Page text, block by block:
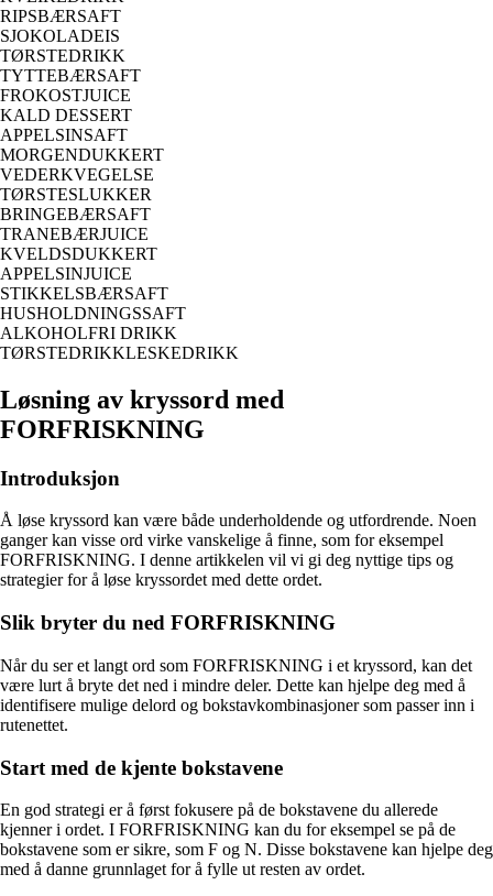
RIPSBÆRSAFT
SJOKOLADEIS
TØRSTEDRIKK
TYTTEBÆRSAFT
FROKOSTJUICE
KALD DESSERT
APPELSINSAFT
MORGENDUKKERT
VEDERKVEGELSE
TØRSTESLUKKER
BRINGEBÆRSAFT
TRANEBÆRJUICE
KVELDSDUKKERT
APPELSINJUICE
STIKKELSBÆRSAFT
HUSHOLDNINGSSAFT
ALKOHOLFRI DRIKK
TØRSTEDRIKKLESKEDRIKK
Løsning av kryssord med
FORFRISKNING
Introduksjon
Å løse kryssord kan være både underholdende og utfordrende. Noen
ganger kan visse ord virke vanskelige å finne, som for eksempel
FORFRISKNING. I denne artikkelen vil vi gi deg nyttige tips og
strategier for å løse kryssordet med dette ordet.
Slik bryter du ned FORFRISKNING
Når du ser et langt ord som FORFRISKNING i et kryssord, kan det
være lurt å bryte det ned i mindre deler. Dette kan hjelpe deg med å
identifisere mulige delord og bokstavkombinasjoner som passer inn i
rutenettet.
Start med de kjente bokstavene
En god strategi er å først fokusere på de bokstavene du allerede
kjenner i ordet. I FORFRISKNING kan du for eksempel se på de
bokstavene som er sikre, som F og N. Disse bokstavene kan hjelpe deg
med å danne grunnlaget for å fylle ut resten av ordet.